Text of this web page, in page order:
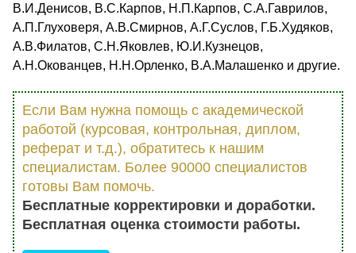
В.И.Денисов, В.С.Карпов, Н.П.Карпов, С.А.Гаврилов,
А.П.Глуховеря, А.В.Смирнов, А.Г.Суслов, Г.Б.Худяков,
А.В.Филатов, С.Н.Яковлев, Ю.И.Кузнецов,
А.Н.Окованцев, Н.Н.Орленко, В.А.Малашенко и другие.
Если Вам нужна помощь с академической
работой (курсовая, контрольная, диплом,
реферат и т.д.), обратитесь к нашим
специалистам. Более 90000 специалистов
готовы Вам помочь.
Бесплатные корректировки и доработки.
Бесплатная оценка стоимости работы.